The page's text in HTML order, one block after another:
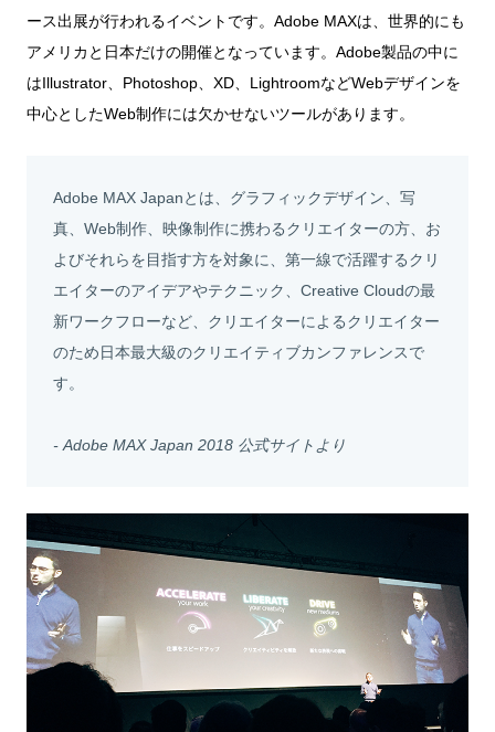
ース出展が行われるイベントです。Adobe MAXは、世界的にも
アメリカと日本だけの開催となっています。Adobe製品の中に
はIllustrator、Photoshop、XD、LightroomなどWebデザインを
中心としたWeb制作には欠かせないツールがあります。
Adobe MAX Japanとは、グラフィックデザイン、写
真、Web制作、映像制作に携わるクリエイターの方、お
よびそれらを目指す方を対象に、第一線で活躍するクリ
エイターのアイデアやテクニック、Creative Cloudの最
新ワークフローなど、クリエイターによるクリエイター
のため日本最大級のクリエイティブカンファレンスで
す。
- Adobe MAX Japan 2018 公式サイトより